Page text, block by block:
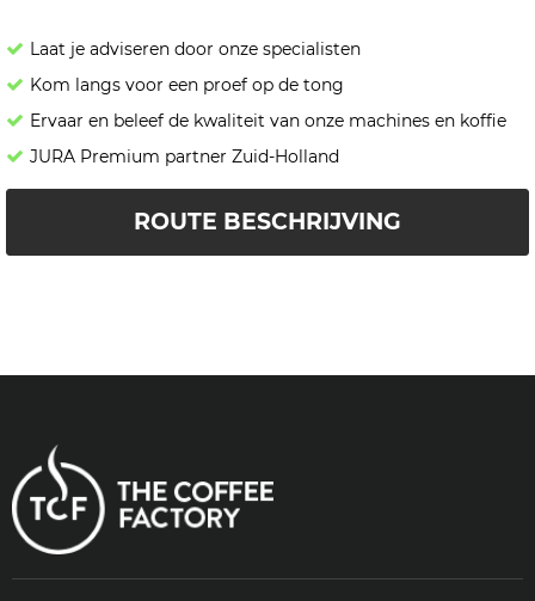
Laat je adviseren door onze specialisten
Kom langs voor een proef op de tong
Ervaar en beleef de kwaliteit van onze machines en koffie
JURA Premium partner Zuid-Holland
ROUTE BESCHRIJVING